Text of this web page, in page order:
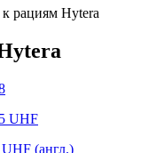
рациям Hytera
UHF
(англ.)